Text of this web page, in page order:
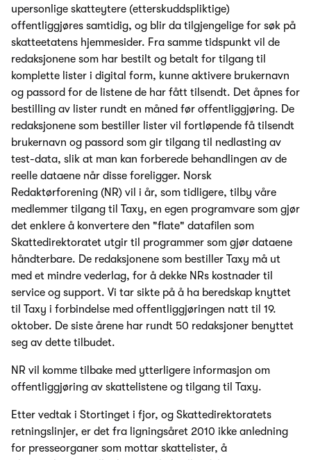
upersonlige skatteytere (etterskuddspliktige)
offentliggjøres samtidig, og blir da tilgjengelige for søk på
skatteetatens hjemmesider. Fra samme tidspunkt vil de
redaksjonene som har bestilt og betalt for tilgang til
komplette lister i digital form, kunne aktivere brukernavn
og passord for de listene de har fått tilsendt. Det åpnes for
bestilling av lister rundt en måned før offentliggjøring. De
redaksjonene som bestiller lister vil fortløpende få tilsendt
brukernavn og passord som gir tilgang til nedlasting av
test-data, slik at man kan forberede behandlingen av de
reelle dataene når disse foreligger. Norsk
Redaktørforening (NR) vil i år, som tidligere, tilby våre
medlemmer tilgang til Taxy, en egen programvare som gjør
det enklere å konvertere den "flate" datafilen som
Skattedirektoratet utgir til programmer som gjør dataene
håndterbare. De redaksjonene som bestiller Taxy må ut
med et mindre vederlag, for å dekke NRs kostnader til
service og support. Vi tar sikte på å ha beredskap knyttet
til Taxy i forbindelse med offentliggjøringen natt til 19.
oktober. De siste årene har rundt 50 redaksjoner benyttet
seg av dette tilbudet.
NR vil komme tilbake med ytterligere informasjon om
offentliggjøring av skattelistene og tilgang til Taxy.
Etter vedtak i Stortinget i fjor, og Skattedirektoratets
retningslinjer, er det fra ligningsåret 2010 ikke anledning
for presseorganer som mottar skattelister, å